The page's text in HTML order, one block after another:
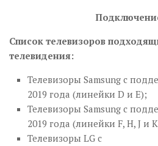
Список телевизоров
телевидения:
Телевизоры Samsung c
2019 года (линейки D и E);
Телевизоры Samsung c
2019 года (линейки F, H, J и
Телевизоры LG с